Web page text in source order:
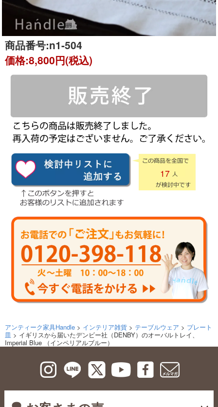
商品番号:n1-504
価格:8,800円(税込)
17
アンティーク家具Handle > インテリア雑貨 > テーブルウェア > プレート
皿 > イギリスから届いたデンビー社（DENBY）のオーバルトレイ、
Imperial Blue （インペリアルブルー）